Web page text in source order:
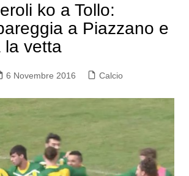
ko a Tollo:
a Piazzano e
la vetta
6 Novembre 2016 Calcio